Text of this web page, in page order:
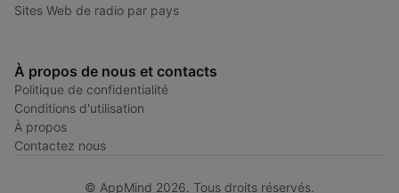
Sites Web de radio par pays
À propos de nous et contacts
Politique de confidentialité
Conditions d'utilisation
À propos
Contactez nous
© AppMind 2026. Tous droits réservés.